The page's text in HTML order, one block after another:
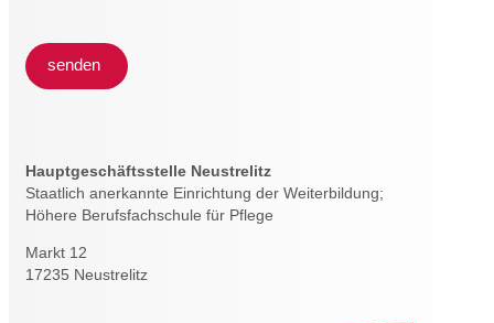
senden
Hauptgeschäftsstelle Neustrelitz
Staatlich anerkannte Einrichtung der Weiterbildung;
Höhere Berufsfachschule für Pflege
Markt 12
17235 Neustrelitz